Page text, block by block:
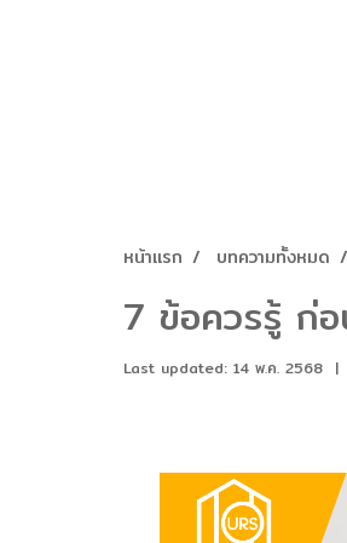
หน้าแรก บทความทั้งหมด
7 ข้อควรรู้ ก่
Last updated: 14 พ.ค. 2568 |